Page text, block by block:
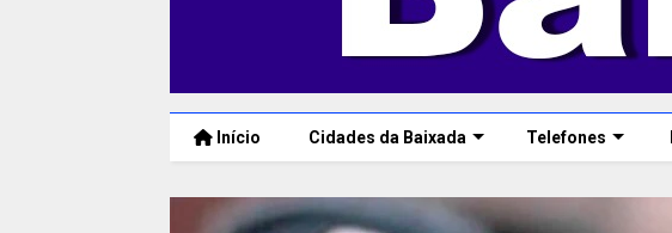
Início Cidades da Baixada Telefones